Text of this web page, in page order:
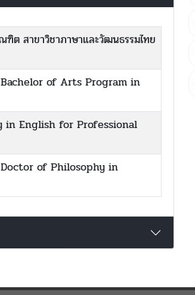
ต สาขาวิชาภาษาและวัฒนธรรมไทย
of Arts Program in
in English for Professional
of Philosophy in